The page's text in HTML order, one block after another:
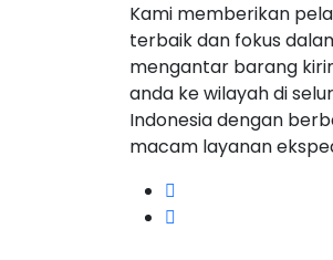
Kami memberikan
terbaik dan fokus
mengantar barang
anda ke wilayah di
Indonesia dengan
macam layanan